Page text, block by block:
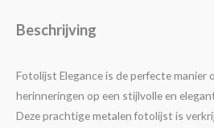
Beschrijving
Fotolijst Elegance is de perfecte manier
herinneringen op een stijlvolle en
Deze prachtige metalen fotolijst is